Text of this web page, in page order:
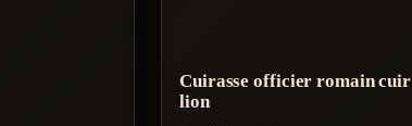
Cuirasse officier romain cuir
lion